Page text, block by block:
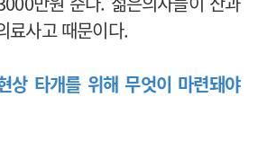
료사고 때문이다.
상 타개를 위해 무엇이 마련돼야